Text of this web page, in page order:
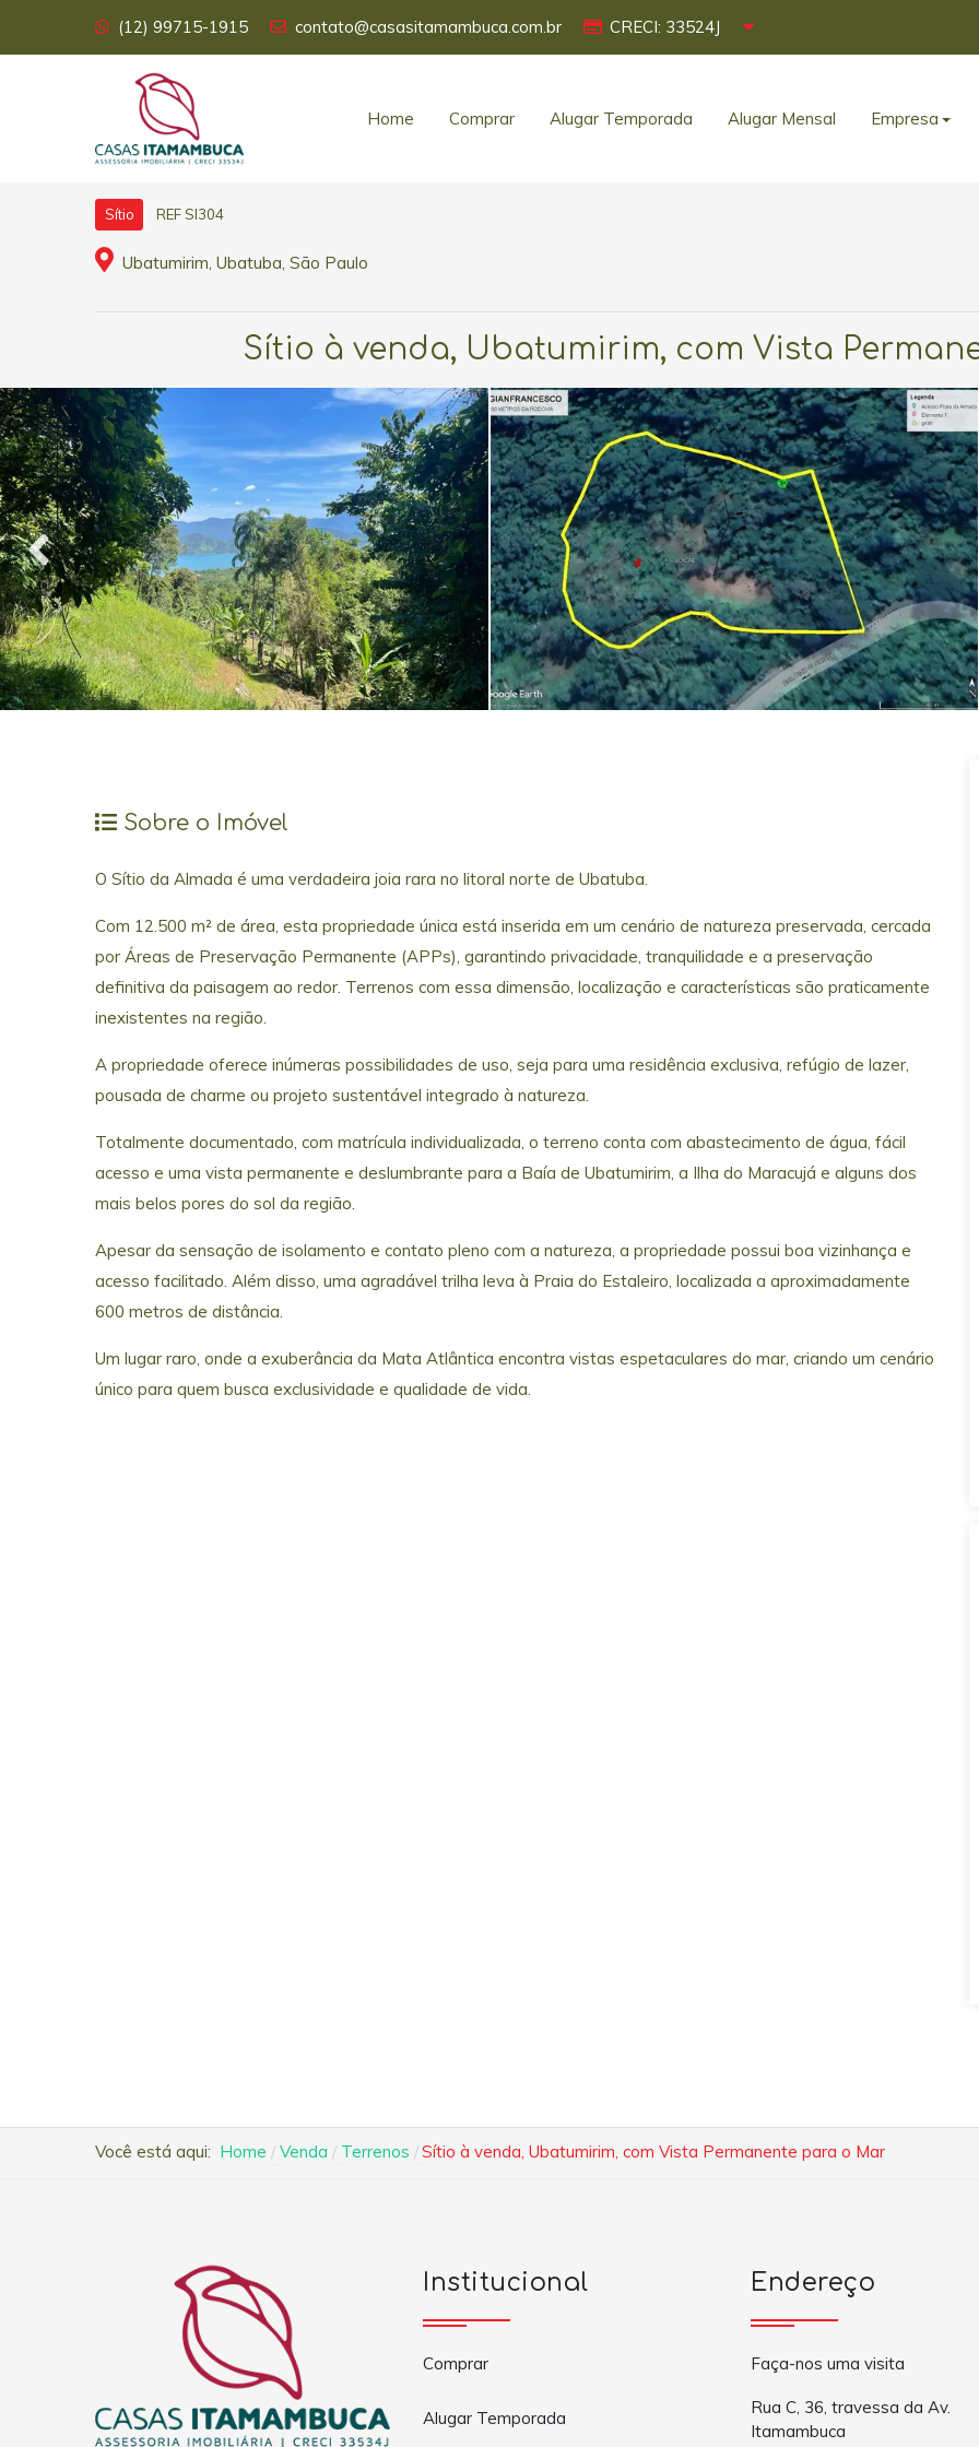
(12) 99715-1915 contato@casasitamambuca.com.br CRECI: 33524J
Home Comprar Alugar Temporada Alugar Mensal Empresa
Sítio REF SI304
Ubatumirim, Ubatuba, São Paulo
Sítio à venda, Ubatumirim, com Vista
Sobre o Imóvel
O Sítio da Almada é uma verdadeira joia rara no litoral norte de Ubatuba.
Com 12.500 m² de área, esta propriedade única está inserida em um cenário de natureza preservada, cercada
por Áreas de Preservação Permanente (APPs), garantindo privacidade, tranquilidade e a preservação
definitiva da paisagem ao redor. Terrenos com essa dimensão, localização e características são praticamente
inexistentes na região.
A propriedade oferece inúmeras possibilidades de uso, seja para uma residência exclusiva, refúgio de lazer,
pousada de charme ou projeto sustentável integrado à natureza.
Totalmente documentado, com matrícula individualizada, o terreno conta com abastecimento de água, fácil
acesso e uma vista permanente e deslumbrante para a Baía de Ubatumirim, a Ilha do Maracujá e alguns dos
mais belos pores do sol da região.
Apesar da sensação de isolamento e contato pleno com a natureza, a propriedade possui boa vizinhança e
acesso facilitado. Além disso, uma agradável trilha leva à Praia do Estaleiro, localizada a aproximadamente
600 metros de distância.
Um lugar raro, onde a exuberância da Mata Atlântica encontra vistas espetaculares do mar, criando um cenário
único para quem busca exclusividade e qualidade de vida.
Você está aqui: Home Venda Terrenos Sítio à venda, Ubatumirim, com Vista Permanente para o Mar
Institucional
Comprar
Alugar Temporada
Endereço
Faça-nos uma visita
Rua C, 36, travessa da Av.
Itamambuca